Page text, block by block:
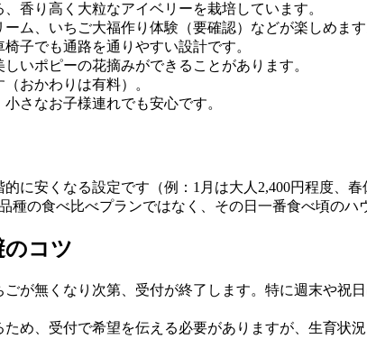
香り高く大粒なアイベリーを栽培しています。
ム、いちご大福作り体験（要確認）などが楽しめます
子でも通路を通りやすい設計です。
いポピーの花摘みができることがあります。
おかわりは有料）。
さなお子様連れでも安心です。
に安くなる設定です（例：1月は大人2,400円程度、
の食べ比べプランではなく、その日一番食べ頃のハ
コツ
ごが無くなり次第、受付が終了します。特に週末や祝
め、受付で希望を伝える必要がありますが、生育状